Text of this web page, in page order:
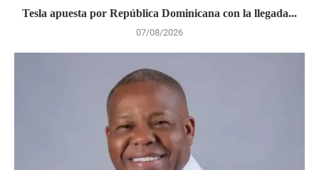
Tesla apuesta por República Dominicana con la llegada...
07/08/2026